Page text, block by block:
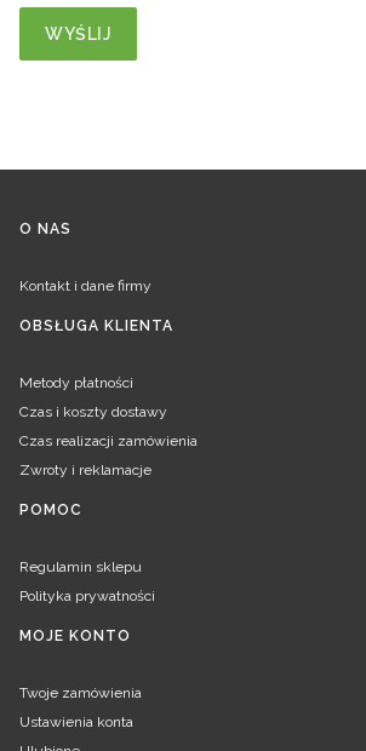
WYŚLIJ
Linki w stopce
O NAS
Kontakt i dane firmy
OBSŁUGA KLIENTA
Metody płatności
Czas i koszty dostawy
Czas realizacji zamówienia
Zwroty i reklamacje
POMOC
Regulamin sklepu
Polityka prywatności
MOJE KONTO
Twoje zamówienia
Ustawienia konta